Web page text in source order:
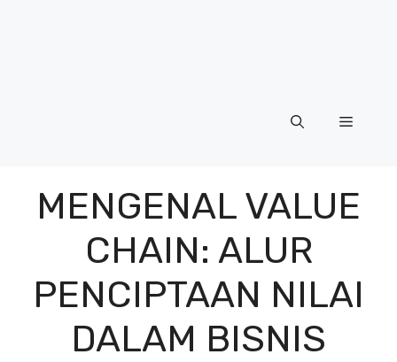
Menu
MENGENAL VALUE
CHAIN: ALUR
PENCIPTAAN NILAI
DALAM BISNIS